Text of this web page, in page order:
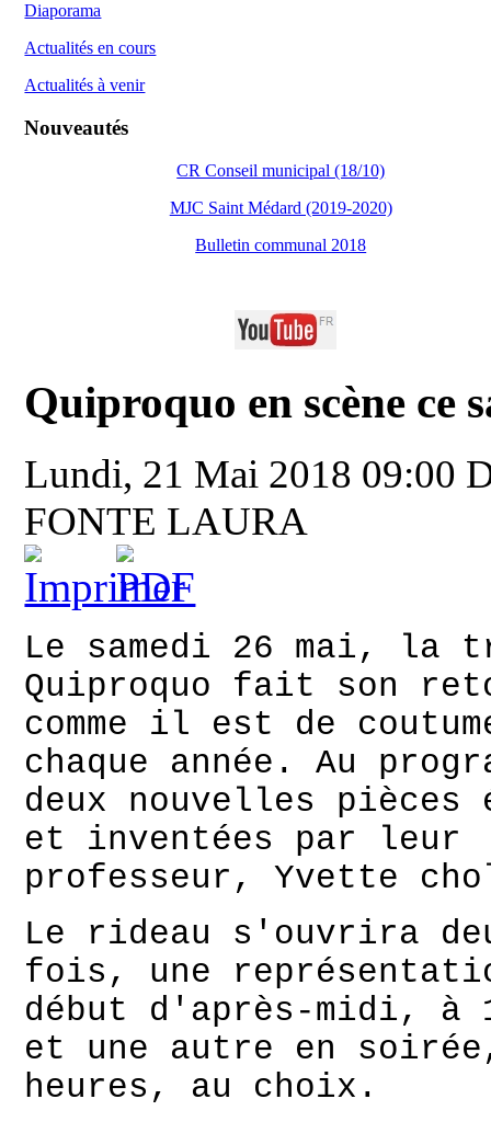
Diaporama
Actualités en cours
Actualités à venir
Nouveautés
CR Conseil municipal (18/10)
MJC Saint Médard (2019-2020)
Bulletin communal 2018
Quiproquo en scène ce
Lundi, 21 Mai 2018 09:00
FONTE LAURA
Le samedi 26 mai, la
Quiproquo fait son
comme il est de
chaque année. Au
deux nouvelles pièces
et inventées par leur
professeur, Yvette
Le rideau s'ouvrira
fois, une
début d'après-midi, à
et une autre en
heures, au choix.